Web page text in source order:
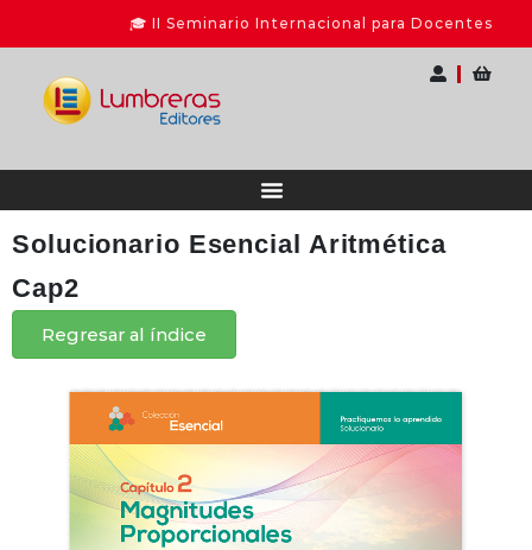
🎓 II Seminario Internacional para Docentes
Solucionario Esencial Aritmética
Cap2
Regresar al índice